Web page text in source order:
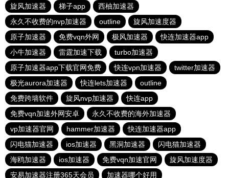
旋风加速器
梯子app
西柚加速器
永久不收费的nvp加速器
outline
旋风加速度器
原子加速器
免费vqn外网 极风加速器
快连加速器app
小牛加速器
雷霆加速下载
turbo加速器
原子加速器app下载官网免费
快连vρn加速器
twitter加速器
极光aurora加速器
快连lets加速器
outline
免费跨墙软件
旋风nvp加速器
快连app
免费vqn加速外网安卓
永久不收费的海外加速器
vp加速器官网
hammer加速器
快连加速器app
闪电猫加速器
ios加速器 黑洞加速器
闪电猫加速器
海鸥加速器
ios加速器 免费vqn加速官网
旋风加速度器
安易加速器注册365天会员
加速器哪个好用